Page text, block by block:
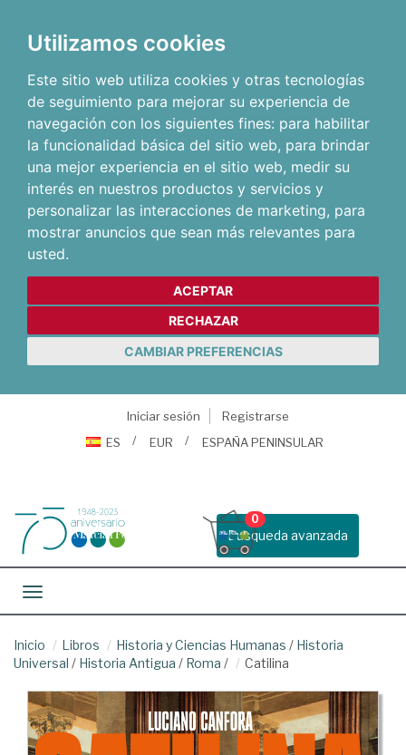
Utilizamos cookies
Este sitio web utiliza cookies y otras tecnologías
de seguimiento para mejorar su experiencia de
navegación con los siguientes fines: para habilitar
la funcionalidad básica del sitio web, para brindar
una mejor experiencia en el sitio web, medir su
interés en nuestros productos y servicios y
personalizar las interacciones de marketing, para
mostrar anuncios que sean más relevantes para
usted.
ACEPTAR
RECHAZAR
CAMBIAR PREFERENCIAS
Iniciar sesión
Registrarse
ES
EUR ESPAÑA PENINSULAR
Busqueda avanzada
0
Toggle navigation
Inicio Libros Historia y Ciencias Humanas / Historia
Universal / Historia Antigua / Roma / Catilina